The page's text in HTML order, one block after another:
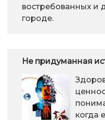
востребованных и
городе.
Не придуманная
когда